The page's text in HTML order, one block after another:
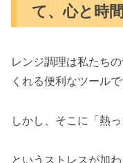
て、心と時
レンジ調理は私たち
くれる便利なツールで
しかし、そこに「熱っ
というストレスが加